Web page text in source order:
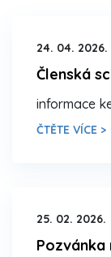
24. 04. 2026.
Členská
informace
ČTĚTE VÍCE >
25. 02. 2026.